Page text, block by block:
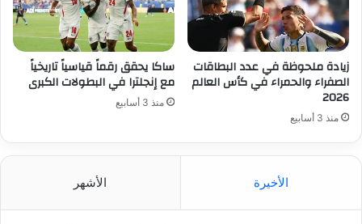
زيادة ملحوظة في عدد البطاقات
الصفراء والحمراء في كأس العالم
2026
منذ 3 أسابيع
ساكا يحقق رقماً قياسياً تاريخياً
مع إنجلترا في البطولات الكبرى
منذ 3 أسابيع
الأخيرة الأشهر